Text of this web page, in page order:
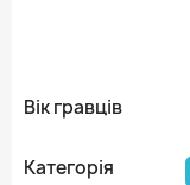
Вік гравців
Категорія